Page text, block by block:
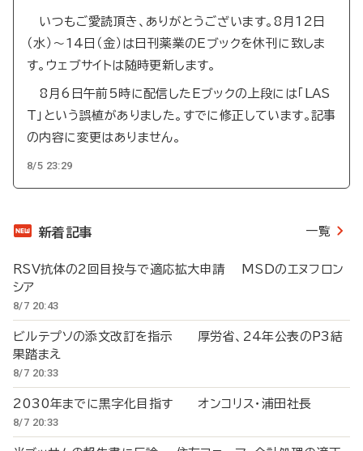
いつもご愛読頂き、ありがとうございます。8月12日
（水）～14日（金）は日刊薬業のEブックを休刊に致しま
す。ウェブサイトは随時更新します。
8月6日午前5時に配信したEブックの上段には「LAS
T」という誤植がありました。すでに修正しています。記事
の内容に変更はありません。
8/5 23:29
新着記事 一覧
RSV抗体の2回目投与で適応拡大申請 MSDのエヌフロン
シア
8/7 20:43
ビルテプソの添文改訂を指示 厚労省、24年公表のP3結
果踏まえ
8/7 20:33
2030年までに黒字化目指す オンコリス・浦田社長
8/7 20:33